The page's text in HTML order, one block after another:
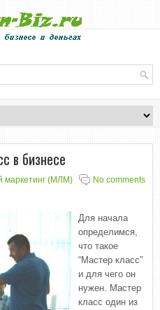
в бизнесе
маркетинг (МЛМ) No comments
Для начала
определимся,
что такое
“Мастер класс”
и для чего он
нужен. Мастер
класс один из